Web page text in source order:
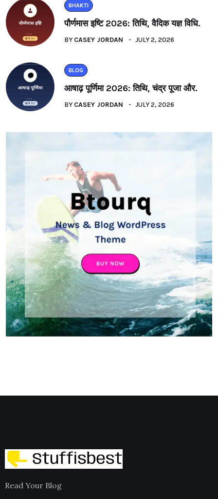
BHAKTI
पौर्णमास इष्टि 2026: तिथि, वैदिक यज्ञ विधि.
BY CASEY JORDAN JULY 2, 2026
BLOG
आषाढ़ पूर्णिमा 2026: तिथि, चंद्र पूजा और.
BY CASEY JORDAN JULY 2, 2026
Read Your Blog